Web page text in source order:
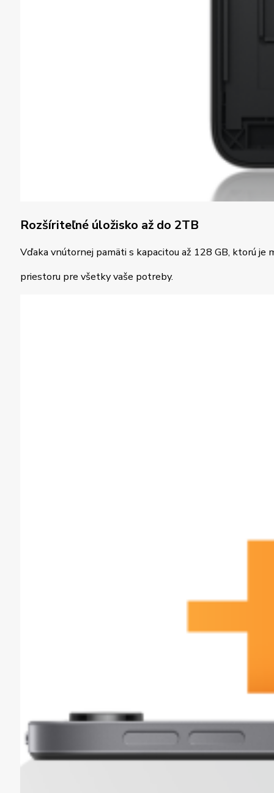
Rozšíriteľné úložisko až do 2TB
Vďaka vnútornej pamäti s kapacitou až 128 GB, ktorú
priestoru pre všetky vaše potreby.